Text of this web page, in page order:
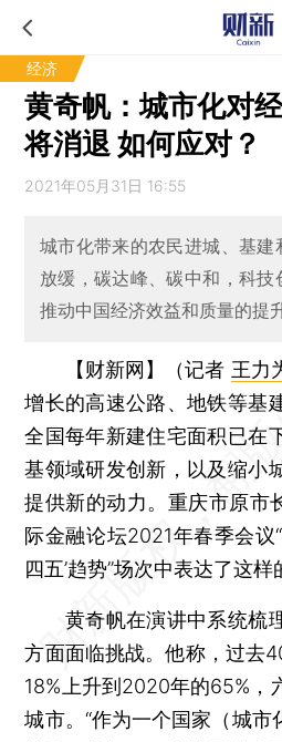
经济
黄奇帆：城市化对
将消退 如何应对？
2021年05月31日 16:55
城市化带来的农民进城、基
放缓，碳达峰、碳中和，科
推动中国经济效益和质量的提
【财新网】（记者 王力
增长的高速公路、地铁等基
全国每年新建住宅面积已在
基领域研发创新，以及缩小
提供新的动力。重庆市原市
际金融论坛2021年春季会议
四五’趋势”场次中表达了这样
黄奇帆在演讲中系统梳
方面面临挑战。他称，过去
18%上升到2020年的65%，
城市。“作为一个国家（城市